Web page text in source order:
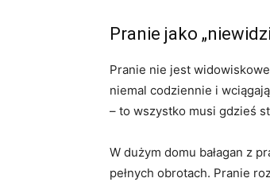
Pranie jako
Pranie nie jest
niemal codziennie i
– to wszystko musi gdzieś
W dużym domu bałagan z
pełnych obrotach. Pranie